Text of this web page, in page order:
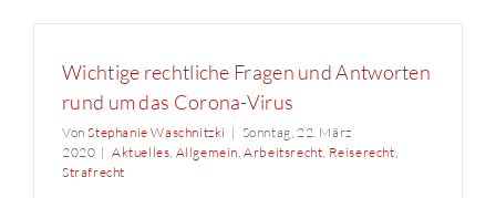
Wichtige rechtliche Fragen und Antworten
rund um das Corona-Virus
VonStephanie Waschnitzki | Sonntag, 22. März
2020 | Aktuelles, Allgemein,Arbeitsrecht, Reiserecht,
Strafrecht